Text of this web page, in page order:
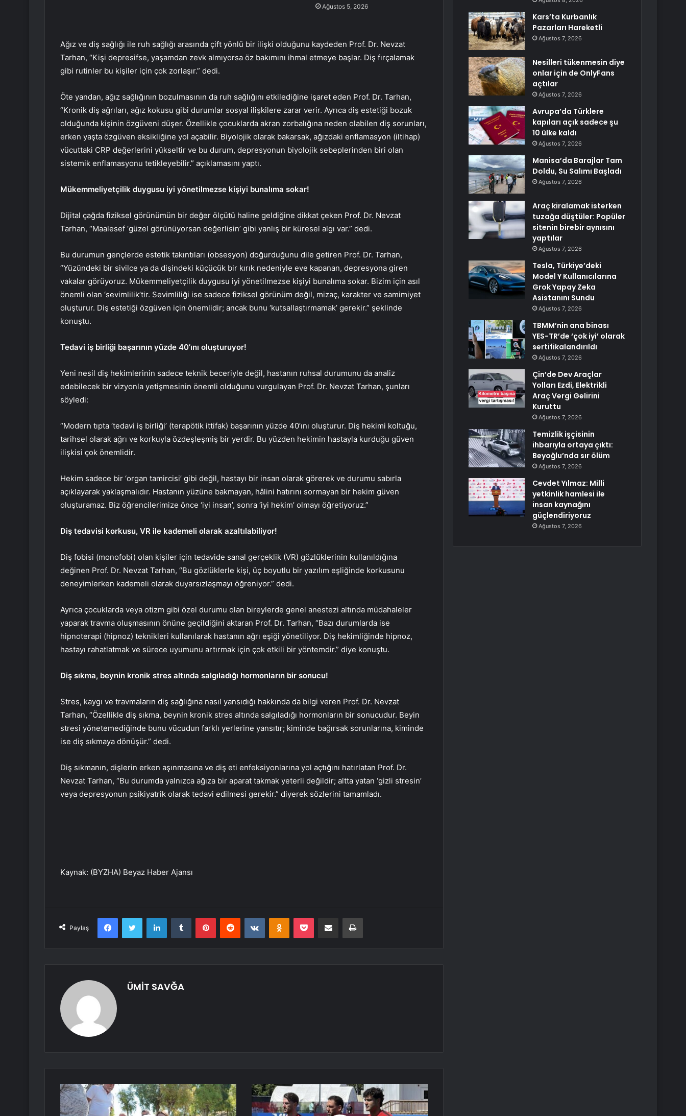
Ağustos 5, 2026
Ağız ve diş sağlığı ile ruh sağlığı arasında çift yönlü bir ilişki olduğunu kaydeden Prof. Dr. Nevzat
Tarhan, “Kişi depresifse, yaşamdan zevk almıyorsa öz bakımını ihmal etmeye başlar. Diş fırçalamak
gibi rutinler bu kişiler için çok zorlaşır.” dedi.
Öte yandan, ağız sağlığının bozulmasının da ruh sağlığını etkilediğine işaret eden Prof. Dr. Tarhan,
“Kronik diş ağrıları, ağız kokusu gibi durumlar sosyal ilişkilere zarar verir. Ayrıca diş estetiği bozuk
olduğunda kişinin özgüveni düşer. Özellikle çocuklarda akran zorbalığına neden olabilen diş sorunları,
erken yaşta özgüven eksikliğine yol açabilir. Biyolojik olarak bakarsak, ağızdaki enflamasyon (iltihap)
vücuttaki CRP değerlerini yükseltir ve bu durum, depresyonun biyolojik sebeplerinden biri olan
sistemik enflamasyonu tetikleyebilir.” açıklamasını yaptı.
Mükemmeliyetçilik duygusu iyi yönetilmezse kişiyi bunalıma sokar!
Dijital çağda fiziksel görünümün bir değer ölçütü haline geldiğine dikkat çeken Prof. Dr. Nevzat
Tarhan, “Maalesef ‘güzel görünüyorsan değerlisin’ gibi yanlış bir küresel algı var.” dedi.
Bu durumun gençlerde estetik takıntıları (obsesyon) doğurduğunu dile getiren Prof. Dr. Tarhan,
“Yüzündeki bir sivilce ya da dişindeki küçücük bir kırık nedeniyle eve kapanan, depresyona giren
vakalar görüyoruz. Mükemmeliyetçilik duygusu iyi yönetilmezse kişiyi bunalıma sokar. Bizim için asıl
önemli olan ‘sevimlilik’tir. Sevimliliği ise sadece fiziksel görünüm değil, mizaç, karakter ve samimiyet
oluşturur. Diş estetiği özgüven için önemlidir; ancak bunu ‘kutsallaştırmamak’ gerekir.” şeklinde
konuştu.
Tedavi iş birliği başarının yüzde 40’ını oluşturuyor!
Yeni nesil diş hekimlerinin sadece teknik beceriyle değil, hastanın ruhsal durumunu da analiz
edebilecek bir vizyonla yetişmesinin önemli olduğunu vurgulayan Prof. Dr. Nevzat Tarhan, şunları
söyledi:
“Modern tıpta ‘tedavi iş birliği’ (terapötik ittifak) başarının yüzde 40’ını oluşturur. Diş hekimi koltuğu,
tarihsel olarak ağrı ve korkuyla özdeşleşmiş bir yerdir. Bu yüzden hekimin hastayla kurduğu güven
ilişkisi çok önemlidir.
Hekim sadece bir ‘organ tamircisi’ gibi değil, hastayı bir insan olarak görerek ve durumu sabırla
açıklayarak yaklaşmalıdır. Hastanın yüzüne bakmayan, hâlini hatırını sormayan bir hekim güven
oluşturamaz. Biz öğrencilerimize önce ‘iyi insan’, sonra ‘iyi hekim’ olmayı öğretiyoruz.”
Diş tedavisi korkusu, VR ile kademeli olarak azaltılabiliyor!
Diş fobisi (monofobi) olan kişiler için tedavide sanal gerçeklik (VR) gözlüklerinin kullanıldığına
değinen Prof. Dr. Nevzat Tarhan, “Bu gözlüklerle kişi, üç boyutlu bir yazılım eşliğinde korkusunu
deneyimlerken kademeli olarak duyarsızlaşmayı öğreniyor.” dedi.
Ayrıca çocuklarda veya otizm gibi özel durumu olan bireylerde genel anestezi altında müdahaleler
yaparak travma oluşmasının önüne geçildiğini aktaran Prof. Dr. Tarhan, “Bazı durumlarda ise
hipnoterapi (hipnoz) teknikleri kullanılarak hastanın ağrı eşiği yönetiliyor. Diş hekimliğinde hipnoz,
hastayı rahatlatmak ve sürece uyumunu artırmak için çok etkili bir yöntemdir.” diye konuştu.
Diş sıkma, beynin kronik stres altında salgıladığı hormonların bir sonucu!
Stres, kaygı ve travmaların diş sağlığına nasıl yansıdığı hakkında da bilgi veren Prof. Dr. Nevzat
Tarhan, “Özellikle diş sıkma, beynin kronik stres altında salgıladığı hormonların bir sonucudur. Beyin
stresi yönetemediğinde bunu vücudun farklı yerlerine yansıtır; kiminde bağırsak sorunlarına, kiminde
ise diş sıkmaya dönüşür.” dedi.
Diş sıkmanın, dişlerin erken aşınmasına ve diş eti enfeksiyonlarına yol açtığını hatırlatan Prof. Dr.
Nevzat Tarhan, “Bu durumda yalnızca ağıza bir aparat takmak yeterli değildir; altta yatan ‘gizli stresin’
veya depresyonun psikiyatrik olarak tedavi edilmesi gerekir.” diyerek sözlerini tamamladı.
Kaynak: (BYZHA) Beyaz Haber Ajansı
Paylaş
FacebookTwitter LinkedInTumblr PinterestReddit VKontakteOdnoklassniki
Pocket E-Posta ile paylaş Yazdır
ÜMİT SAVĞA
Kars’ta Kurbanlık
Pazarları Hareketli
Ağustos 7, 2026
Nesilleri tükenmesin diye
onlar için de OnlyFans
açtılar
Ağustos 7, 2026
Avrupa’da Türklere
kapıları açık sadece şu
10 ülke kaldı
Ağustos 7, 2026
Manisa’da Barajlar Tam
Doldu, Su Salımı Başladı
Ağustos 7, 2026
Araç kiralamak isterken
tuzağa düştüler: Popüler
sitenin birebir aynısını
yaptılar
Ağustos 7, 2026
Tesla, Türkiye’deki
Model Y Kullanıcılarına
Grok Yapay Zeka
Asistanını Sundu
Ağustos 7, 2026
TBMM’nin ana binası
YES-TR’de ‘çok iyi’ olarak
sertifikalandırıldı
Ağustos 7, 2026
Çin’de Dev Araçlar
Yolları Ezdi, Elektrikli
Araç Vergi Gelirini
Kuruttu
Ağustos 7, 2026
Temizlik işçisinin
ihbarıyla ortaya çıktı:
Beyoğlu’nda sır ölüm
Ağustos 7, 2026
Cevdet Yılmaz: Milli
yetkinlik hamlesi ile
insan kaynağını
güçlendiriyoruz
Ağustos 7, 2026